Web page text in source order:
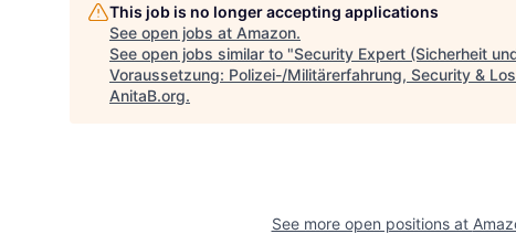
This job is no longer accepting applications
See open jobs at Amazon.
See open jobs similar to "Security Expert (Sicherheit
Voraussetzung: Polizei-/Militärerfahrung, Security &
AnitaB.org.
See more open positions at